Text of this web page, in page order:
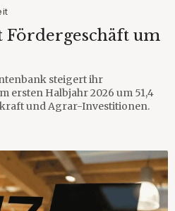
Fördergeschäft um
steigert ihr
ersten Halbjahr 2026 um 51,4
und Agrar-Investitionen.